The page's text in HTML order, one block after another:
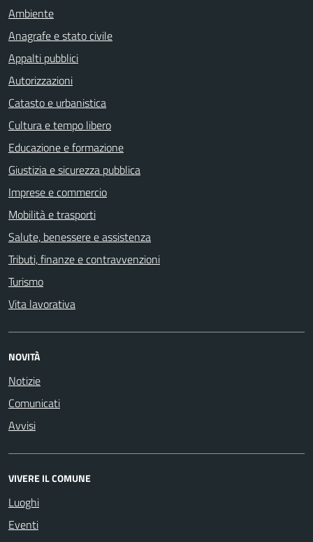
Ambiente
Anagrafe e stato civile
Appalti pubblici
Autorizzazioni
Catasto e urbanistica
Cultura e tempo libero
Educazione e formazione
Giustizia e sicurezza pubblica
Imprese e commercio
Mobilità e trasporti
Salute, benessere e assistenza
Tributi, finanze e contravvenzioni
Turismo
Vita lavorativa
NOVITÀ
Notizie
Comunicati
Avvisi
VIVERE IL COMUNE
Luoghi
Eventi